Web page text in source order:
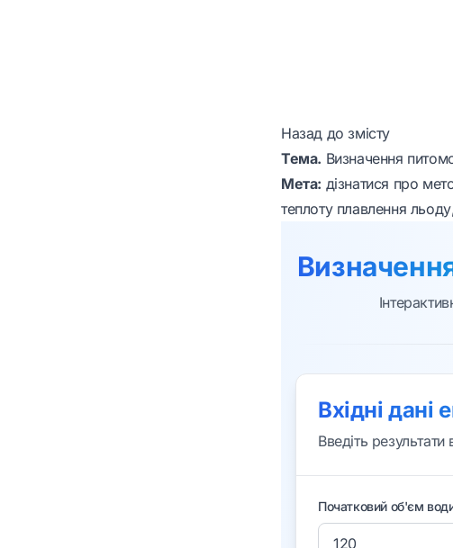
Назад до змісту
Тема. Визначення
Мета: дізнатися про
теплоту плавлення
Вхідні дані
Введіть
Початковий об'єм